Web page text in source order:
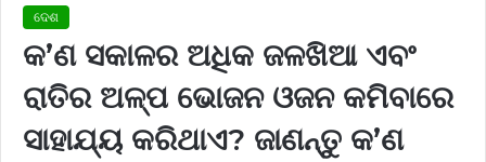
ଦେଶ
କ’ଣ ସକାଳର ଅଧିକ ଜଳଖିଆ ଏବଂ
ରାତିର ଅଳ୍ପ ଭୋଜନ ଓଜନ କମିବାରେ
ସାହାଯ୍ୟ କରିଥାଏ? ଜାଣନ୍ତୁ କ’ଣ